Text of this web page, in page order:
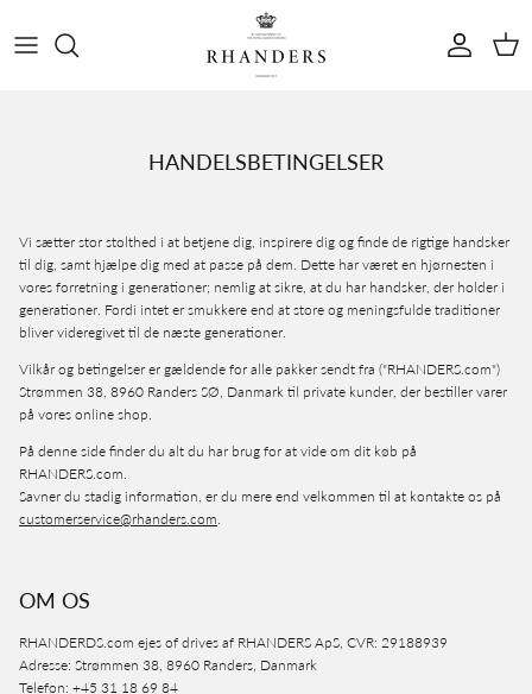
KontoKurv
HANDELSBETINGELSER
Vi sætter stor stolthed i at betjene dig, inspirere dig og finde de rigtige handsker
til dig, samt hjælpe dig med at passe på dem. Dette har været en hjørnesten i
vores forretning i generationer; nemlig at sikre, at du har handsker, der holder i
generationer. Fordi intet er smukkere end at store og meningsfulde traditioner
bliver videregivet til de næste generationer.
Vilkår og betingelser er gældende for alle pakker sendt fra ("RHANDERS.com")
Strømmen 38, 8960 Randers SØ, Danmark til private kunder, der bestiller varer
på vores online shop.
På denne side finder du alt du har brug for at vide om dit køb på
RHANDERS.com.
Savner du stadig information, er du mere end velkommen til at kontakte os på
customerservice@rhanders.com.
OM OS
RHANDERDS.com ejes of drives af RHANDERS ApS, CVR: 29188939
Adresse: Strømmen 38, 8960 Randers, Danmark
Telefon: +45 31 18 69 84